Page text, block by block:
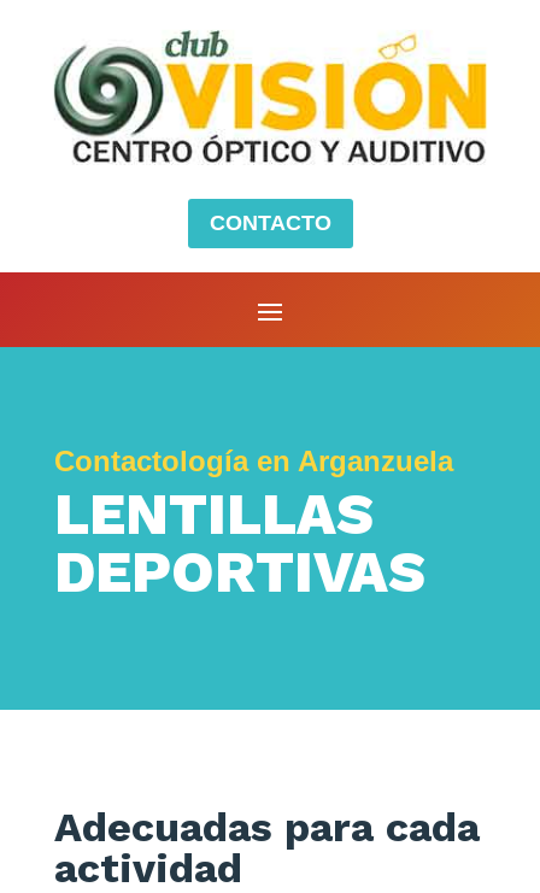
CONTACTO
Contactología en Arganzuela
LENTILLAS
DEPORTIVAS
Adecuadas para cada
actividad